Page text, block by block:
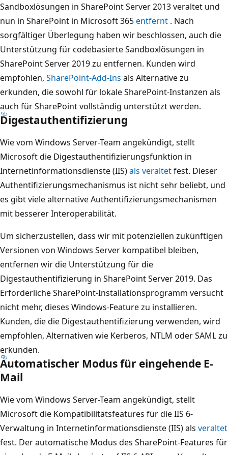
Sandboxlösungen in SharePoint Server 2013 veraltet und
nun in SharePoint in Microsoft 365entfernt . Nach
sorgfältiger Überlegung haben wir beschlossen, auch die
Unterstützung für codebasierte Sandboxlösungen in
SharePoint Server 2019 zu entfernen. Kunden wird
empfohlen, SharePoint-Add-Ins als Alternative zu
erkunden, die sowohl für lokale SharePoint-Instanzen als
auch für SharePoint vollständig unterstützt werden.
Digestauthentifizierung
Wie vom Windows Server-Team angekündigt, stellt
Microsoft die Digestauthentifizierungsfunktion in
Internetinformationsdienste (IIS)als veraltetfest. Dieser
Authentifizierungsmechanismus ist nicht sehr beliebt, und
es gibt viele alternative Authentifizierungsmechanismen
mit besserer Interoperabilität.
Um sicherzustellen, dass wir mit potenziellen zukünftigen
Versionen von Windows Server kompatibel bleiben,
entfernen wir die Unterstützung für die
Digestauthentifizierung in SharePoint Server 2019. Das
Erforderliche SharePoint-Installationsprogramm versucht
nicht mehr, dieses Windows-Feature zu installieren.
Kunden, die die Digestauthentifizierung verwenden, wird
empfohlen, Alternativen wie Kerberos, NTLM oder SAML zu
erkunden.
Automatischer Modus für eingehende E-
Mail
Wie vom Windows Server-Team angekündigt, stellt
Microsoft die Kompatibilitätsfeatures für die IIS 6-
Verwaltung in Internetinformationsdienste (IIS) als veraltet
fest. Der automatische Modus des SharePoint-Features für